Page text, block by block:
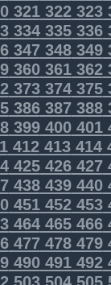
321322323
334335336
347348349
360361362
373374375
386387388
399400401
412413414
425426427
438439440
451452453
464465466
477478479
490491492